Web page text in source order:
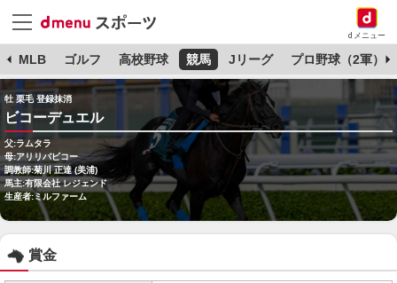
dメニュー
MLB ゴルフ 高校野球 競馬 Jリーグ プロ野球（2軍）
牡 栗毛 登録抹消
ビコーデュエル
父:ラムタラ
母:アリリバビコー
調教師:菊川 正達 (美浦)
馬主:有限会社 レジェンド
生産者:ミルファーム
賞金